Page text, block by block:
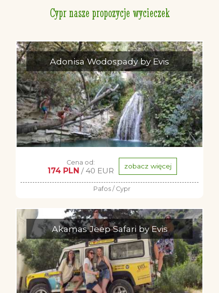
Cypr nasze propozycje wycieczek
Adonisa Wodospady by Evis
Cena od:
174 PLN / 40 EUR zobacz więcej
Pafos / Cypr
Akamas Jeep Safari by Evis